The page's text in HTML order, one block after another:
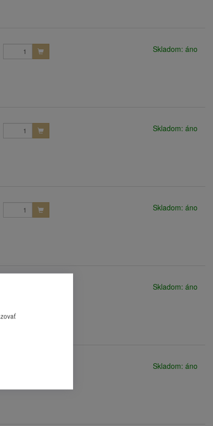
Skladom: áno
Skladom: áno
Skladom: áno
Skladom: áno
Skladom: áno